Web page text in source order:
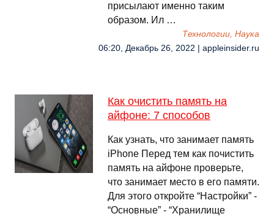
присылают именно таким
образом. Ил …
Технологии, Наука
06:20, Декабрь 26, 2022 | appleinsider.ru
Как очистить память на
айфоне: 7 способов
Как узнать, что занимает память
iPhone Перед тем как почистить
память на айфоне проверьте,
что занимает место в его памяти.
Для этого откройте “Настройки” -
“Основные” - “Хранилище